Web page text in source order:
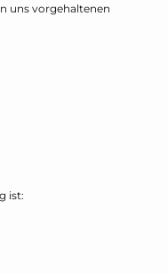
uns vorgehaltenen
ist: